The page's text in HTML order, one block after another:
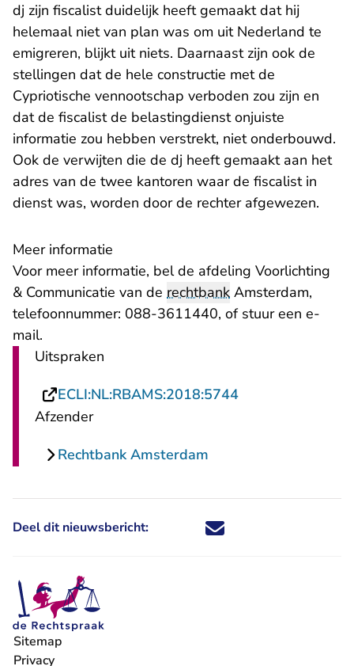
dj zijn fiscalist duidelijk heeft gemaakt dat hij
helemaal niet van plan was om uit Nederland te
emigreren, blijkt uit niets. Daarnaast zijn ook de
stellingen dat de hele constructie met de
Cypriotische vennootschap verboden zou zijn en
dat de fiscalist de belastingdienst onjuiste
informatie zou hebben verstrekt, niet onderbouwd.
Ook de verwijten die de dj heeft gemaakt aan het
adres van de twee kantoren waar de fiscalist in
dienst was, worden door de rechter afgewezen.
Meer informatie
Voor meer informatie, bel de afdeling Voorlichting
& Communicatie van de rechtbank Amsterdam,
telefoonnummer: 088-3611440, of stuur een e-
mail- U verlaat Rechtspraak.nl
.
Uitspraken
ECLI:NL:RBAMS:2018:5744- U verlaat
Afzender
Rechtbank Amsterdam
Deel dit nieuwsbericht: Deel dit nieuwsbericht via X -
Deel dit nieuwsbericht via
Deel dit nieuwsbericht
Deel dit
Sitemap
Privacy